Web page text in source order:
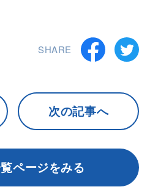
SHARE
次の記事へ
ページをみる